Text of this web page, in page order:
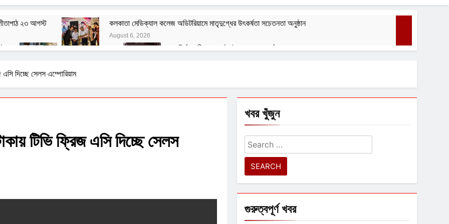
২৩ আগস্ট কলকাতা মেডিক্যাল কলেজ অডিটরিয়ামে মাতৃদুগ্ধের উৎকর্ষতা সচেতনতা অনুষ্ঠান
August 6, 2026
বেশ্যার বারমাস্যা রং নির্মানকারীদের সংগঠন ইস্পা ৭০ তম বর্ষ পালন করল
তত্ত্ব
মন্তব্যের বিরুদ্ধে ফরোয়ার্ড ব্লকের আইনি নোটিশ
দিচ্ছে সেলস এম্পোরিয়াম
টিভি ফ্রিজ এসি দিচ্ছে সেলস
খবর খুঁজুন
Search
for:
গুরুত্বপূর্ণ খবর